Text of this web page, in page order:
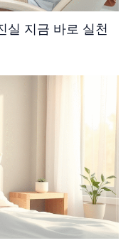
실 지금 바로 실천